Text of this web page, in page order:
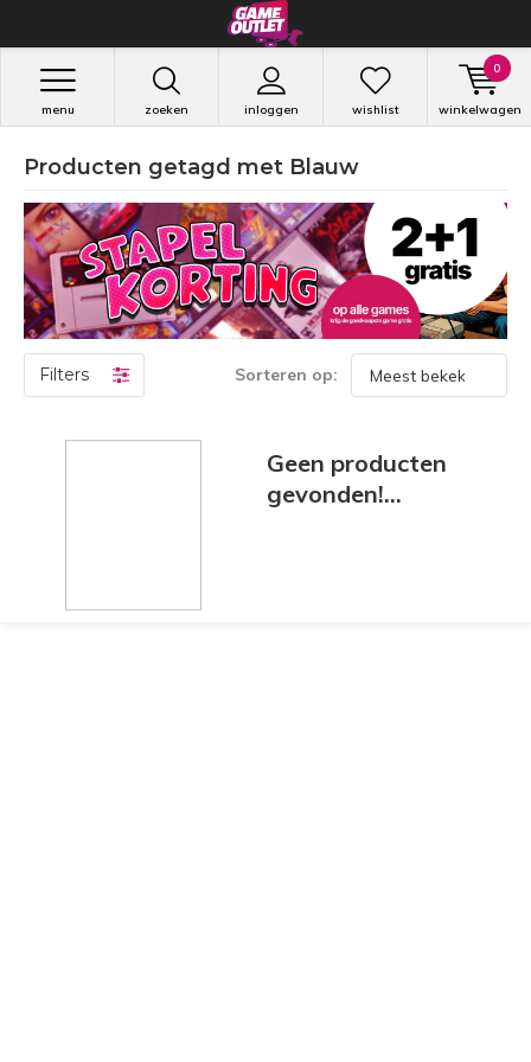
zoeken inloggen
menu wishlist winkelwagen
0
Producten getagd met Blauw
Filters Sorteren op:
Geen producten
gevonden!...